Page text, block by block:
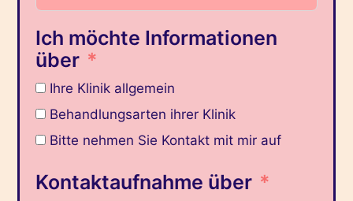
Ich möchte Informationen
über
Ihre Klinik allgemein
Behandlungsarten ihrer Klinik
Bitte nehmen Sie Kontakt mit mir auf
Kontaktaufnahme über